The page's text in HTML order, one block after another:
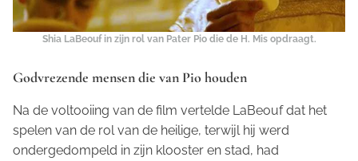
Shia LaBeouf in zijn rol van Pater Pio die de H. Mis opdraagt.
Godvrezende mensen die van Pio houden
Na de voltooiing van de film vertelde LaBeouf dat het
spelen van de rol van de heilige, terwijl hij werd
ondergedompeld in zijn klooster en stad, had